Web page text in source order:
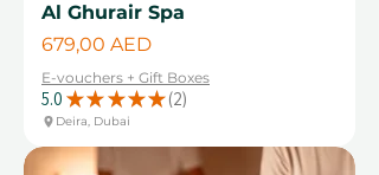
Al Ghurair Spa
Цена
679,00 AED
E-vouchers + Gift Boxes
5.0 ★ ★ ★ ★ ★ 2
2
Deira, Dubai